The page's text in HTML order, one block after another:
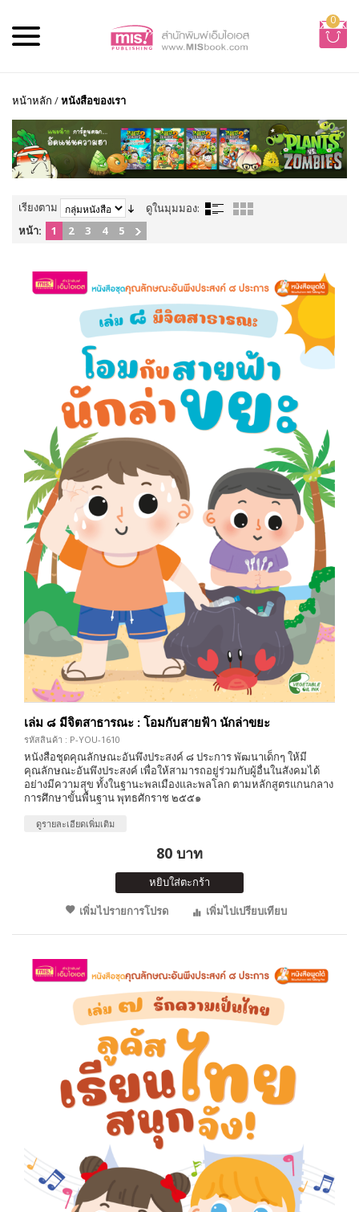
0
หน้าหลัก /หนังสือของเรา
เรียงตาม
ดูในมุมมอง:
หน้า:
1 2 3 4 5
เล่ม ๘ มีจิตสาธารณะ : โอมกับสายฟ้า นักล่าขยะ
รหัสสินค้า : P-YOU-1610
หนังสือชุดคุณลักษณะอันพึงประสงค์ ๘ ประการ พัฒนาเด็กๆ ให้มี
คุณลักษณะอันพึงประสงค์ เพื่อให้สามารถอยู่ร่วมกับผู้อื่นในสังคมได้
อย่างมีความสุข ทั้งในฐานะพลเมืองและพลโลก ตามหลักสูตรแกนกลาง
การศึกษาขั้นพื้นฐาน พุทธศักราช ๒๕๕๑
ดูรายละเอียดเพิ่มเติม
80 บาท
หยิบใส่ตะกร้า
เพิ่มไปรายการโปรด
เพิ่มไปเปรียบเทียบ